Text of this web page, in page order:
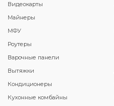
Видеокарты
Майнеры
МФУ
Роутеры
Варочные панели
Вытяжки
Кондиционеры
Кухонные комбайны